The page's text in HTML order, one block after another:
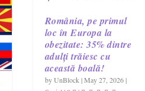
România, pe primul
loc în Europa la
obezitate: 35% dintre
adulți trăiesc cu
această boală!
byUnBlock |May 27, 2026|